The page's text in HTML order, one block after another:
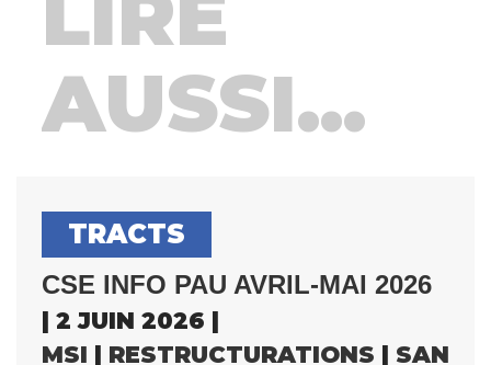
AUSSI...
TRACTS
CSE INFO PAU AVRIL-MAI 2026
| 2 JUIN 2026 |
MSI | RESTRUCTURATIONS | SANTÉ